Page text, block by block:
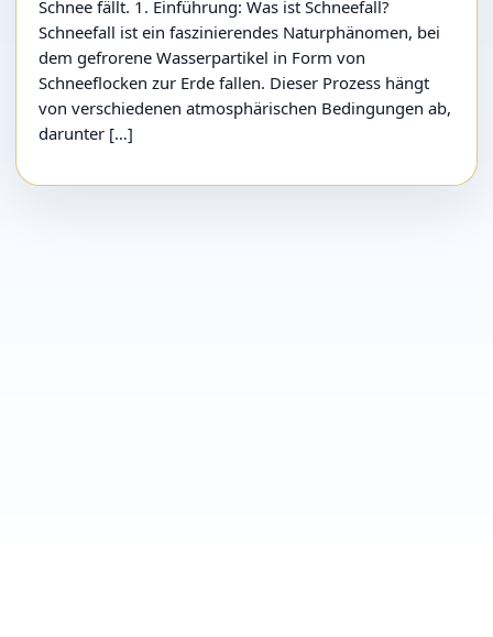
Schnee fällt. 1. Einführung: Was ist Schneefall?
Schneefall ist ein faszinierendes Naturphänomen, bei
dem gefrorene Wasserpartikel in Form von
Schneeflocken zur Erde fallen. Dieser Prozess hängt
von verschiedenen atmosphärischen Bedingungen ab,
darunter […]